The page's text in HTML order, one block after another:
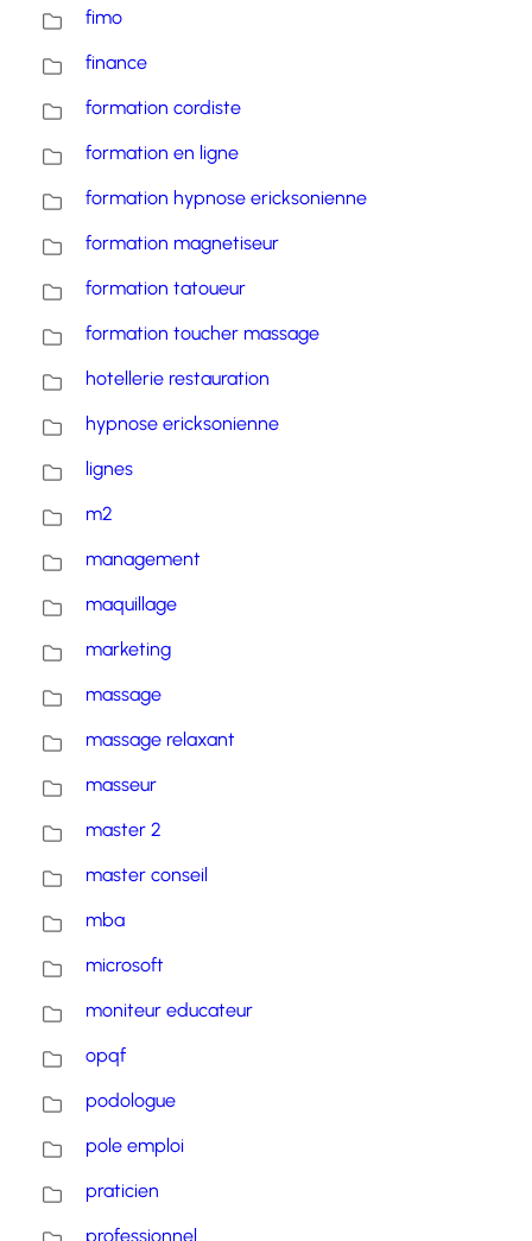
fimo
finance
formation cordiste
formation en ligne
formation hypnose ericksonienne
formation magnetiseur
formation tatoueur
formation toucher massage
hotellerie restauration
hypnose ericksonienne
lignes
m2
management
maquillage
marketing
massage
massage relaxant
masseur
master 2
master conseil
mba
microsoft
moniteur educateur
opqf
podologue
pole emploi
praticien
professionnel